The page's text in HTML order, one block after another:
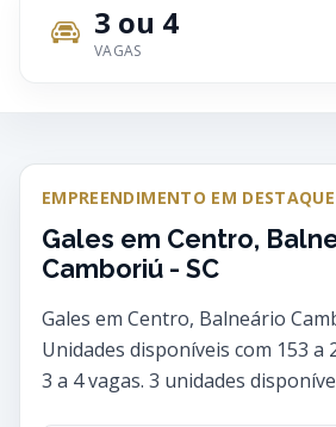
3 ou 4
VAGAS
EMPREENDIMENTO EM DESTAQUE
Gales em Centro,
Camboriú - SC
Gales em Centro, Balneário
Unidades disponíveis com 153 a
3 a 4 vagas. 3 unidades